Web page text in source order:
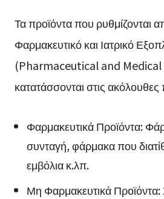
Τα προϊόντα που ρυθμίζονται
Φαρμακευτικό και Ιατρικό
(Pharmaceutical and Medical
κατατάσσονται στις ακόλουθες
Φαρμακευτικά Προϊόντα:
συνταγή, φάρμακα που
εμβόλια κ.λπ.
Μη Φαρμακευτικά Προϊόντα: